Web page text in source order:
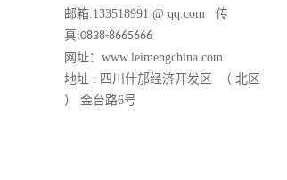
邮箱:133518991 @ qq.com 传
真:0838-8665666
网址： www.leimengchina.com
地址 : 四川什邡经济开发区 （ 北区
） 金台路6号